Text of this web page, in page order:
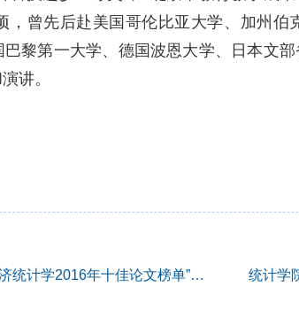
，曾先后赴美国哥伦比亚大学、加州
黎第一大学、德国波恩大学、日本文
讲。
我院高敏雪教授论文荣登“世界经济统计学2016年十佳论文榜单”第一位